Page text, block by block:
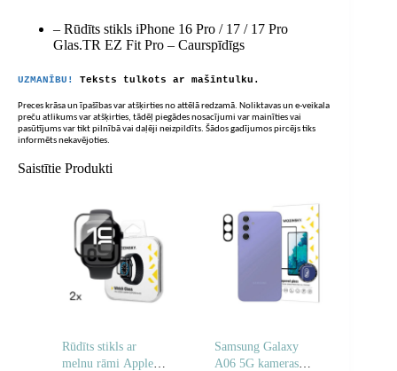
– Rūdīts stikls iPhone 16 Pro / 17 / 17 Pro
Glas.TR EZ Fit Pro – Caurspīdīgs
UZMANĪBU! Teksts tulkots ar mašīntulku.
Preces krāsa un īpašības var atšķirties no attēlā redzamā. Noliktavas un e-veikala
preču atlikums var atšķirties, tādēļ piegādes nosacījumi var mainīties vai
pasūtījums var tikt pilnībā vai daļēji neizpildīts. Šādos gadījumos pircējs tiks
informēts nekavējoties.
Saistītie Produkti
Rūdīts stikls ar
melnu rāmi Apple
Samsung Galaxy
A06 5G kameras